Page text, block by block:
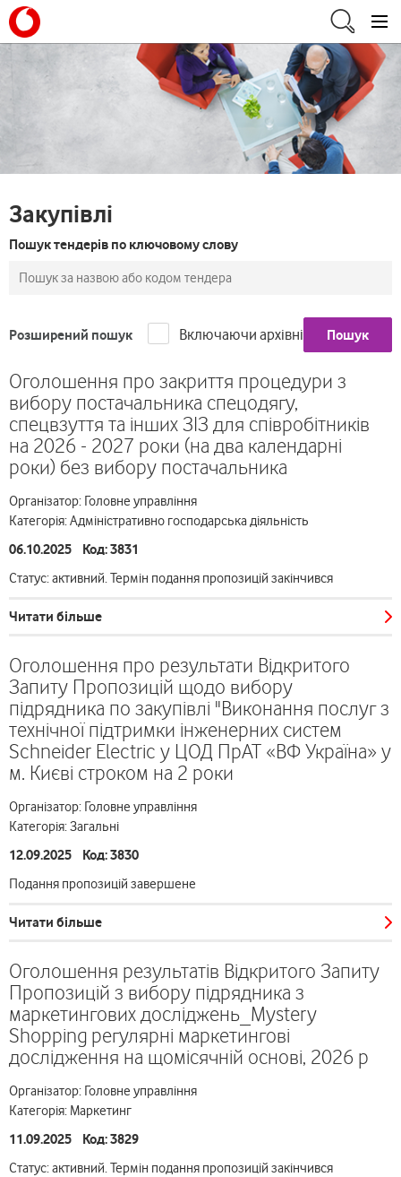
Закупівлі
Пошук тендерів по ключовому слову
Включаючи архівні Пошук
Розширений пошук
Оголошення про закриття процедури з
вибору постачальника спецодягу,
спецвзуття та інших ЗІЗ для співробітників
на 2026 - 2027 роки (на два календарні
роки) без вибору постачальника
Організатор: Головне управління
Категорія: Адміністративно господарська діяльність
06.10.2025 Код: 3831
Статус: активний. Термін подання пропозицій закінчився
Читати більше
Оголошення про результати Відкритого
Запиту Пропозицій щодо вибору
підрядника по закупівлі "Виконання послуг з
технічної підтримки інженерних систем
Schneider Electric у ЦОД ПрАТ «ВФ Україна» у
м. Києві строком на 2 роки
Організатор: Головне управління
Категорія: Загальні
12.09.2025 Код: 3830
Подання пропозицій завершене
Читати більше
Оголошення результатів Відкритого Запиту
Пропозицій з вибору підрядника з
маркетингових досліджень_Mystery
Shopping регулярні маркетингові
дослідження на щомісячній основі, 2026 р
Організатор: Головне управління
Категорія: Маркетинг
11.09.2025 Код: 3829
Статус: активний. Термін подання пропозицій закінчився